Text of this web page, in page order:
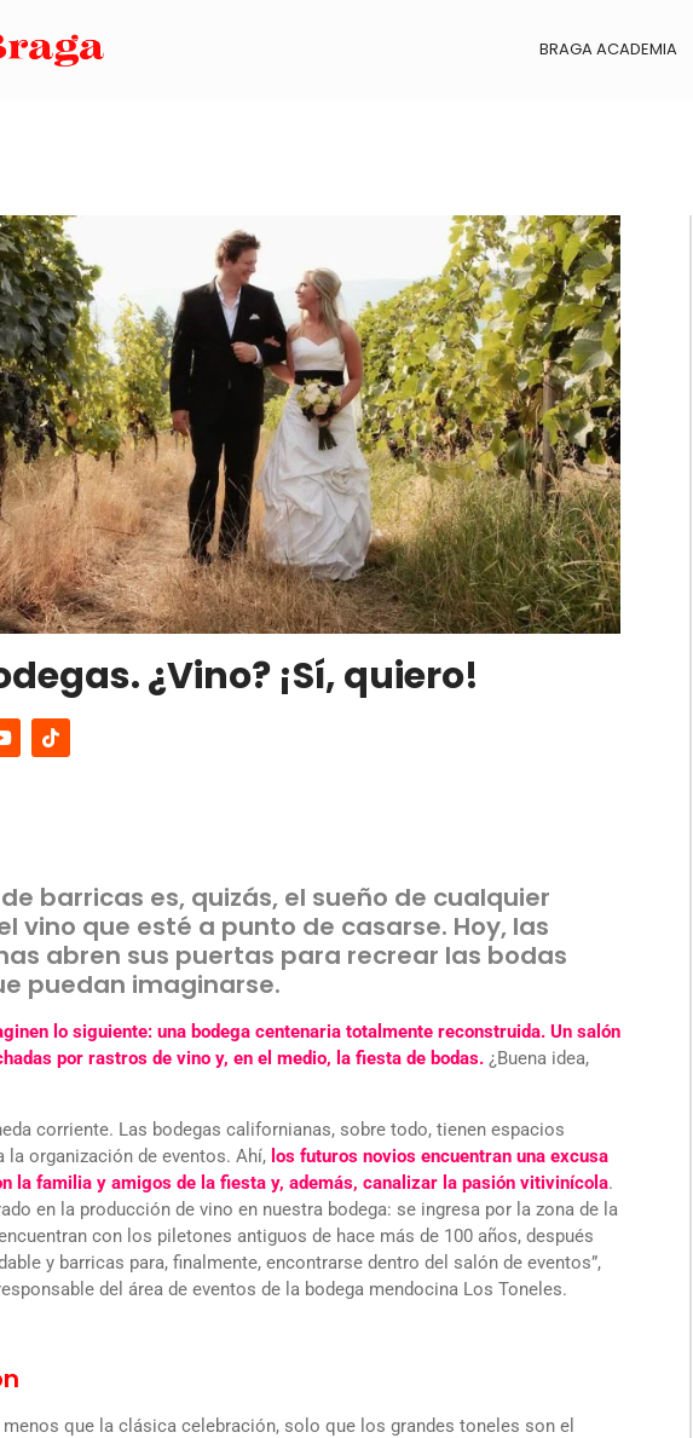
BRAGA ACADEMIA
¿Vino? ¡Sí, quiero!
barricas es, quizás, el sueño de cualquier
vino que esté a punto de casarse. Hoy, las
abren sus puertas para recrear las bodas
puedan imaginarse.
lo siguiente: una bodega centenaria totalmente reconstruida. Un salón
por rastros de vino y, en el medio, la fiesta de bodas. ¿Buena idea,
corriente. Las bodegas californianas, sobre todo, tienen espacios
organización de eventos. Ahí, los futuros novios encuentran una excusa
la familia y amigos de la fiesta y, además, canalizar la pasión vitivinícola.
en la producción de vino en nuestra bodega: se ingresa por la zona de la
con los piletones antiguos de hace más de 100 años, después
y barricas para, finalmente, encontrarse dentro del salón de eventos”,
del área de eventos de la bodega mendocina Los Toneles.
que la clásica celebración, solo que los grandes toneles son el